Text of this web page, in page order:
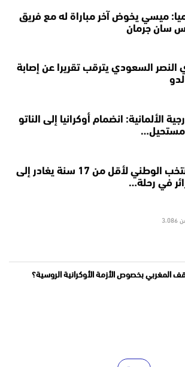
ميسي يخوض آخر مباراة له مع فريق
سان جرمان
النصر السعودي يترقب تقريرا عن إصابة
الألمانية: انضمام أوكرانيا إلى الناتو
مستحيل…
المنتخب الوطني لأقل من 17 سنة يغادر إلى
في رحلة…
المغربي بخصوص الأزمة الأوكرانية الروسية؟